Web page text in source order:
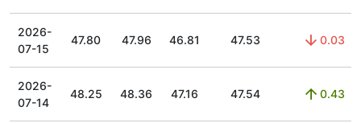
2026-
07-15
47.80 47.96 46.81 47.53 0.03
2026-
07-14
48.25 48.36 47.16 47.54 0.43